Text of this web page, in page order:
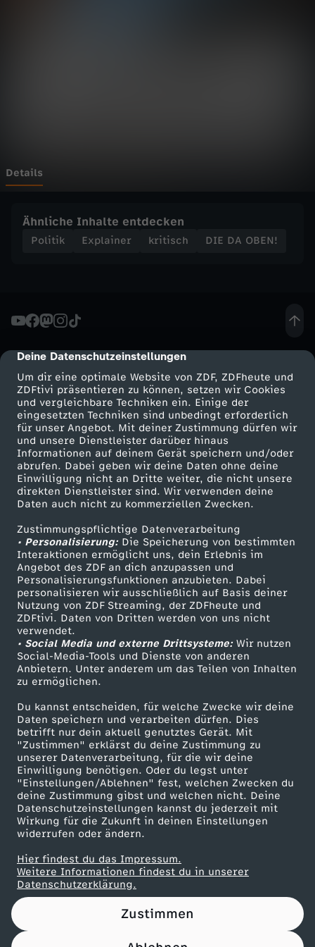
cmp-dialog-description
Deine Datenschutzeinstellungen
Um dir eine optimale Website von ZDF, ZDFheute und
ZDFtivi präsentieren zu können, setzen wir Cookies
und vergleichbare Techniken ein. Einige der
eingesetzten Techniken sind unbedingt erforderlich
für unser Angebot. Mit deiner Zustimmung dürfen wir
und unsere Dienstleister darüber hinaus
Informationen auf deinem Gerät speichern und/oder
abrufen. Dabei geben wir deine Daten ohne deine
Einwilligung nicht an Dritte weiter, die nicht unsere
direkten Dienstleister sind. Wir verwenden deine
Daten auch nicht zu kommerziellen Zwecken.
Zustimmungspflichtige Datenverarbeitung
• Personalisierung:Die Speicherung von bestimmten
Interaktionen ermöglicht uns, dein Erlebnis im
Angebot des ZDF an dich anzupassen und
Personalisierungsfunktionen anzubieten. Dabei
personalisieren wir ausschließlich auf Basis deiner
Nutzung von ZDF Streaming, der ZDFheute und
ZDFtivi. Daten von Dritten werden von uns nicht
verwendet.
• Social Media und externe Drittsysteme:Wir nutzen
Social-Media-Tools und Dienste von anderen
Anbietern. Unter anderem um das Teilen von Inhalten
zu ermöglichen.
Du kannst entscheiden, für welche Zwecke wir deine
Daten speichern und verarbeiten dürfen. Dies
betrifft nur dein aktuell genutztes Gerät. Mit
"Zustimmen" erklärst du deine Zustimmung zu
unserer Datenverarbeitung, für die wir deine
Einwilligung benötigen. Oder du legst unter
"Einstellungen/Ablehnen" fest, welchen Zwecken du
deine Zustimmung gibst und welchen nicht. Deine
Datenschutzeinstellungen kannst du jederzeit mit
Wirkung für die Zukunft in deinen Einstellungen
widerrufen oder ändern.
Hier findest du das Impressum.
Weitere Informationen findest du in unserer
Datenschutzerklärung.
Zustimmen
i
d
e
s
e
n
T
r
i
c
k
s
w
i
l
l
d
i
e
A
Details
Ähnliche Inhalte entdecken
Politik Explainer kritisch DIE DA OBEN!
Mehr ZDF
ZDF-Apps
Smart TV
ZDFtext
Livestreams
Sendungen A-Z
TV-Programm
Service
ZDFmitreden
Kontakt zum ZDF
Tickets
Zuschauerservice
Hilfe
ZDF Unternehmen
Karriere
ZDF goes Schule
Werbefernsehen
Mainzelmännchen
Partner